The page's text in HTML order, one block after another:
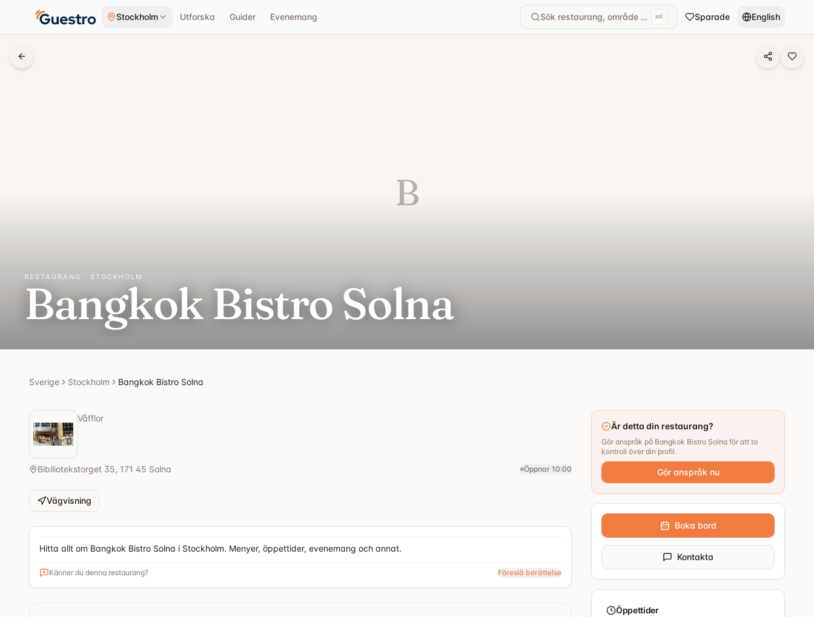
Hoppa till innehåll
Stockholm Utforska Guider Evenemang Sök restaurang, område eller kök...
⌘K Sparade English
B
RESTAURANG · STOCKHOLM
Bangkok Bistro Solna
Sverige Stockholm Bangkok Bistro Solna
Våfflor
Bibiliotekstorget 35, 171 45 Solna Öppnar 10:00
Vägvisning
Hitta allt om Bangkok Bistro Solna i Stockholm. Menyer, öppettider, evenemang och annat.
Känner du denna restaurang? Föreslå berättelse
Är detta din restaurang?
Gör anspråk på Bangkok Bistro Solna för att ta
kontroll över din profil.
Gör anspråk nu
Boka bord
Kontakta
Öppettider